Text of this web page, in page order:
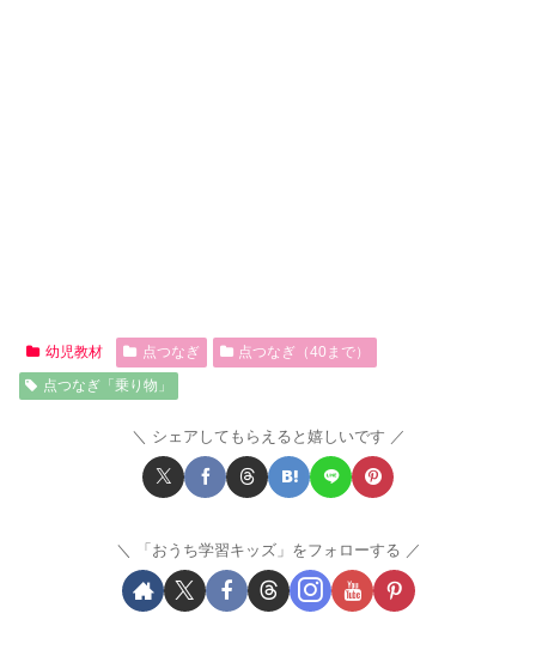
幼児教材 点つなぎ
点つなぎ（40まで）
点つなぎ「乗り物」
シェアしてもらえると嬉しいです
「おうち学習キッズ」をフォローする